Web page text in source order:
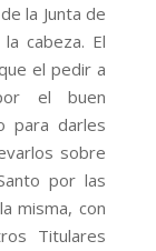
la Junta de
cabeza. El
el pedir a
el buen
para darles
sobre
por las
misma, con
Titulares